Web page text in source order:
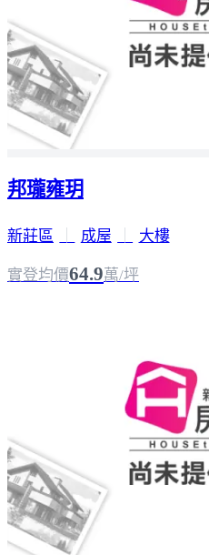
邦瓏雍玥
新莊區 成屋 大樓
實登均價64.9萬/坪